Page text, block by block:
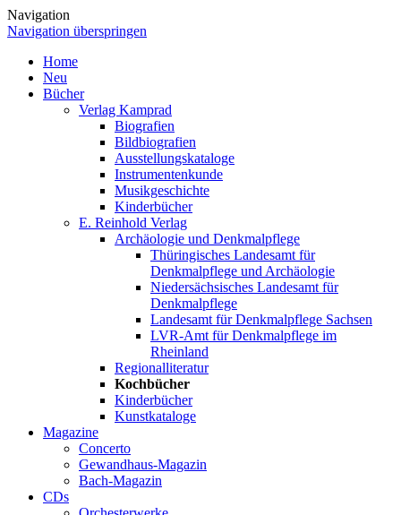
Navigation
Navigation überspringen
Home
Neu
Bücher
Verlag Kamprad
Biografien
Bildbiografien
Ausstellungskataloge
Instrumentenkunde
Musikgeschichte
Kinderbücher
E. Reinhold Verlag
Archäologie und Denkmalpflege
Thüringisches Landesamt für
Denkmalpflege und Archäologie
Niedersächsisches Landesamt für
Denkmalpflege
Landesamt für Denkmalpflege Sachsen
LVR-Amt für Denkmalpflege im
Rheinland
Regionalliteratur
Kochbücher
Kinderbücher
Kunstkataloge
Magazine
Concerto
Gewandhaus-Magazin
Bach-Magazin
CDs